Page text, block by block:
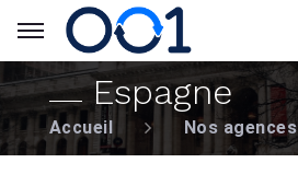
Espagne
Accueil Nos agences